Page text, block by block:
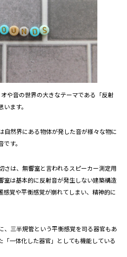
や音の世界の大きなテーマである「反射
ます。
自然界にある物体が発した音が様々な物に
す。
さは、無響室と言われるスピーカー測定用
室は基本的に反射音が発生しない建築構造
感覚や平衡感覚が崩れてしまい、精神的に
、三半規管という平衡感覚を司る器官もあ
「一体化した器官」としても機能している